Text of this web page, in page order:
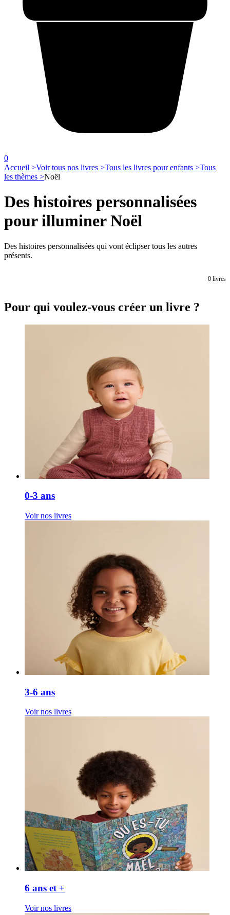
0
Accueil >Voir tous nos livres >Tous les livres pour enfants >Tous
les thèmes >Noël
Des histoires personnalisées
pour illuminer Noël
Des histoires personnalisées qui vont éclipser tous les autres
présents.
0 livres
Pour qui voulez-vous créer un livre ?
0-3 ans
Voir nos livres
3-6 ans
Voir nos livres
6 ans et +
Voir nos livres